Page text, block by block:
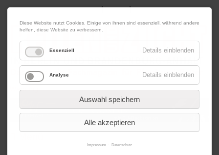
07. August 2026 Impressum|Kontakt|Datenschutz
Werbung
Diese Website nutzt Cookies. Einige von ihnen sind essenziell, während andere
helfen, diese Website zu verbessern.
Essenziell Details einblenden
Analyse Details einblenden
Auswahl speichern
Alle akzeptieren
Impressum Datenschutz